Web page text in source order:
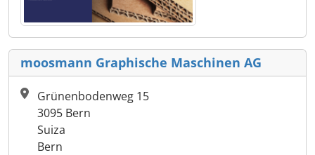
moosmann Graphische Maschinen AG
Grünenbodenweg 15
3095 Bern
Suiza
Bern